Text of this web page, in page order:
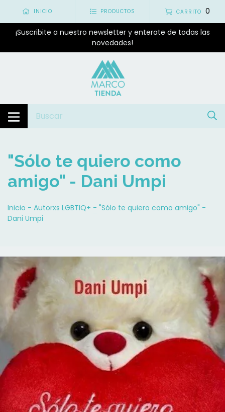
INICIO PRODUCTOS CARRITO 0
¡Suscribite a nuestro newsletter y enterate de todas las
novedades!
"Sólo te quiero como
amigo" - Dani Umpi
Inicio - Autorxs LGBTIQ+ - "Sólo te quiero como amigo" -
Dani Umpi